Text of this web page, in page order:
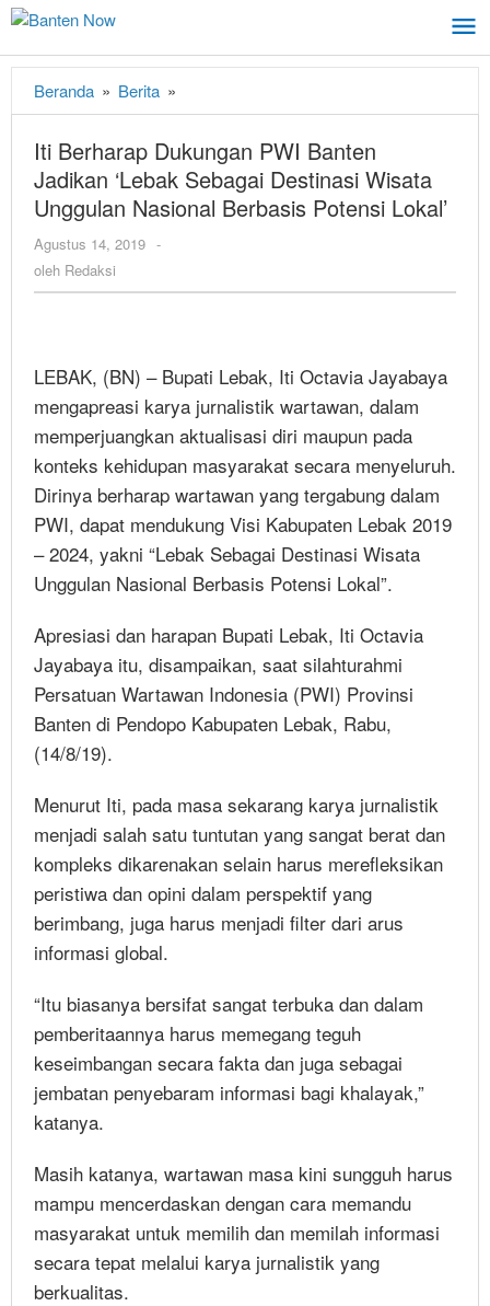
Lewati
konten
Beranda » Berita »
Berharap
Dukungan
PWI
Banten
Jadikan
Berbasis
Potensi
Lokal’
Iti Berharap Dukungan PWI Banten
Jadikan ‘Lebak Sebagai Destinasi Wisata
Unggulan Nasional Berbasis Potensi Lokal’
Agustus 14, 2019 oleh
-
oleh Redaksi
LEBAK, (BN) – Bupati Lebak, Iti Octavia Jayabaya
mengapreasi karya jurnalistik wartawan, dalam
memperjuangkan aktualisasi diri maupun pada
konteks kehidupan masyarakat secara menyeluruh.
Dirinya berharap wartawan yang tergabung dalam
PWI, dapat mendukung Visi Kabupaten Lebak 2019
– 2024, yakni “Lebak Sebagai Destinasi Wisata
Unggulan Nasional Berbasis Potensi Lokal”.
Apresiasi dan harapan Bupati Lebak, Iti Octavia
Jayabaya itu, disampaikan, saat silahturahmi
Persatuan Wartawan Indonesia (PWI) Provinsi
Banten di Pendopo Kabupaten Lebak, Rabu,
(14/8/19).
Menurut Iti, pada masa sekarang karya jurnalistik
menjadi salah satu tuntutan yang sangat berat dan
kompleks dikarenakan selain harus merefleksikan
peristiwa dan opini dalam perspektif yang
berimbang, juga harus menjadi filter dari arus
informasi global.
“Itu biasanya bersifat sangat terbuka dan dalam
pemberitaannya harus memegang teguh
keseimbangan secara fakta dan juga sebagai
jembatan penyebaram informasi bagi khalayak,”
katanya.
Masih katanya, wartawan masa kini sungguh harus
mampu mencerdaskan dengan cara memandu
masyarakat untuk memilih dan memilah informasi
secara tepat melalui karya jurnalistik yang
berkualitas.